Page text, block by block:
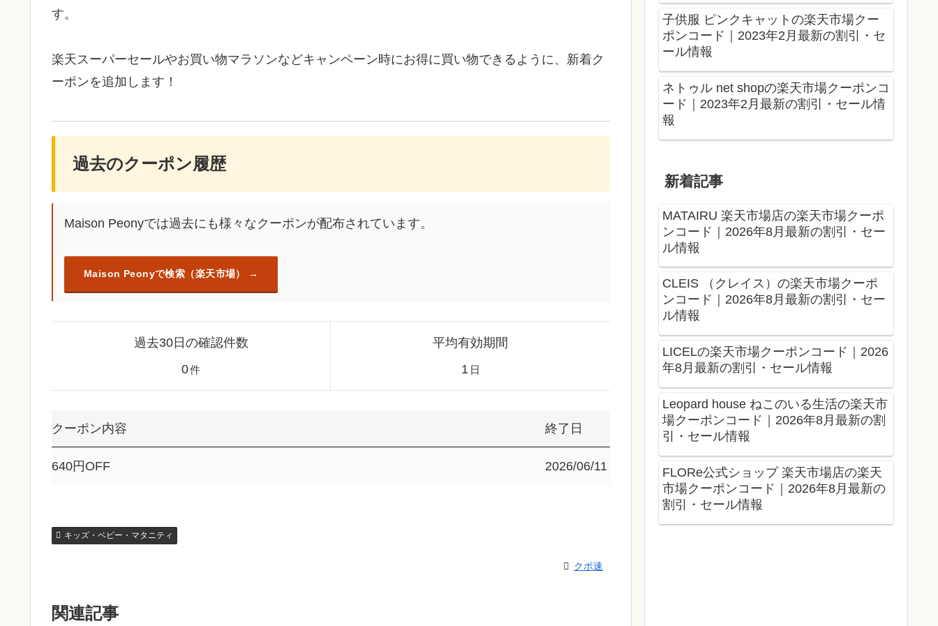
す。
楽天スーパーセールやお買い物マラソンなどキャンペーン時にお得に買い物できるように、新着ク
ーポンを追加します！
過去のクーポン履歴
Maison Peonyでは過去にも様々なクーポンが配布されています。
Maison Peonyで検索（楽天市場）
過去30日の確認件数
0件
平均有効期間
1 日
クーポン内容 終了日
640円OFF 2026/06/11
キッズ・ベビー・マタニティ
クポ速
関連記事
子供服 ピンクキャットの楽天市場クー
ポンコード｜2023年2月最新の割引・セ
ール情報
ネトゥル net shopの楽天市場クーポンコ
ード｜2023年2月最新の割引・セール情
報
新着記事
MATAIRU 楽天市場店の楽天市場クーポ
ンコード｜2026年8月最新の割引・セー
ル情報
CLEIS （クレイス）の楽天市場クーポ
ンコード｜2026年8月最新の割引・セー
ル情報
LICELの楽天市場クーポンコード｜2026
年8月最新の割引・セール情報
Leopard house ねこのいる生活の楽天市
場クーポンコード｜2026年8月最新の割
引・セール情報
FLORe公式ショップ 楽天市場店の楽天
市場クーポンコード｜2026年8月最新の
割引・セール情報